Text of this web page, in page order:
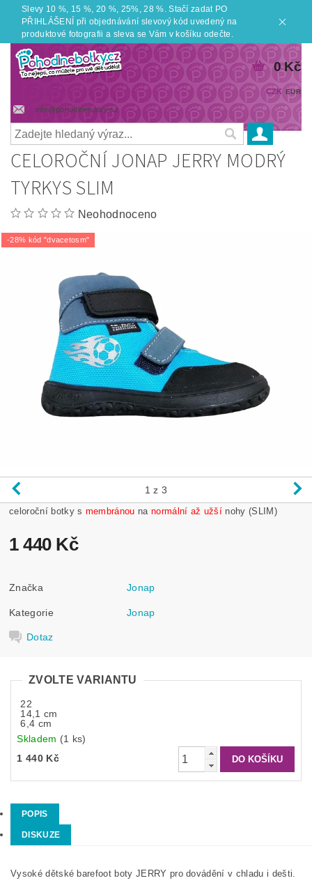
Slevy 10 %, 15 %, 20 %, 25%, 28 %. Stačí zadat PO
PŘIHLÁŠENÍ při objednávání slevový kód uvedený na
produktové fotografii a sleva se Vám v košíku odečte.
info@pohodlnebotky.cz
CZK EUR
0 Kč
CELOROČNÍ JONAP JERRY MODRÝ
TYRKYS SLIM
Neohodnoceno
-28% kód "dvacetosm"
1 z 3
celoroční botkys membránou na normální až užší nohy (SLIM)
1 440 Kč
Značka Jonap
Kategorie Jonap
Dotaz
ZVOLTE VARIANTU
22
14,1 cm
6,4 cm
Skladem (1 ks)
1 440 Kč
POPIS
DISKUZE
Vysoké dětské barefoot boty JERRY pro dovádění v chladu i dešti.